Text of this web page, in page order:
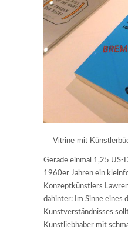
Vitrine mit
Gerade einmal 1,25 US-
1960er Jahren ein
Konzeptkünstlers
dahinter: Im Sinne eines
Kunstverständnisses
Kunstliebhaber mit